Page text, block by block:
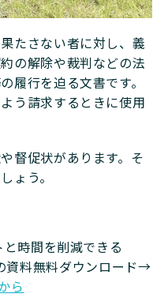
たさない者に対し、義
の解除や裁判などの法
履行を迫る文書です。
う請求するときに使用
督促状があります。そ
ょう。
時間を削減できる
資料無料ダウンロード→
ら